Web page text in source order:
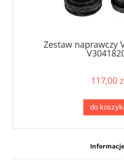
Zestaw naprawczy
117,00
do